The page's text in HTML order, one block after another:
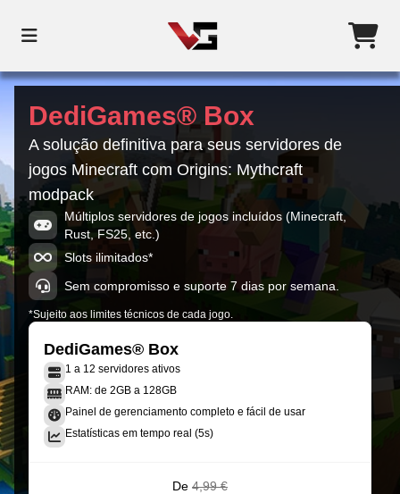
DediGames® Box
A solução definitiva para seus servidores de
jogos Minecraft com Origins: Mythcraft
modpack
Múltiplos servidores de jogos incluídos (Minecraft,
Rust, FS25, etc.)
Slots ilimitados*
Sem compromisso e suporte 7 dias por semana.
*Sujeito aos limites técnicos de cada jogo.
DediGames® Box
1 a 12 servidores ativos
RAM: de 2GB a 128GB
Painel de gerenciamento completo e fácil de usar
Estatísticas em tempo real (5s)
De 4,99 €